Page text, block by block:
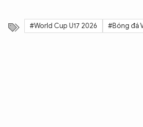
#World Cup U17 2026 #Bóng đá